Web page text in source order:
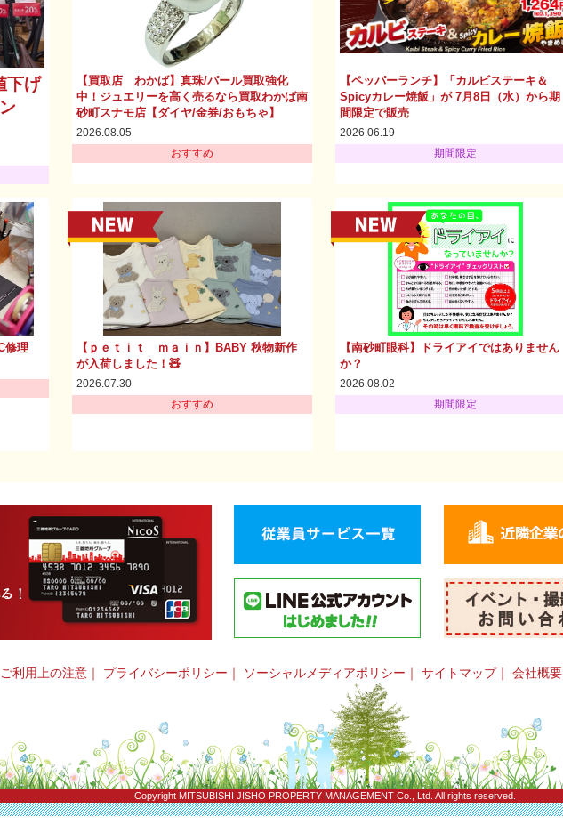
下げ
【買取店 わかば】真珠/パール買取強化
中！ジュエリーを高く売るなら買取わかば南
砂町スナモ店【ダイヤ/金券/おもちゃ】
2026.08.05
おすすめ
【ペッパーランチ】「カルビステーキ＆
Spicyカレー焼飯」が 7月8日（水）から期
間限定で販売
2026.06.19
期間限定
修理
【ｐｅｔｉｔ ｍａｉｎ】BABY 秋物新作
が入荷しました！🧸
2026.07.30
おすすめ
【南砂町眼科】ドライアイではありません
か？
2026.08.02
期間限定
利用上の注意 ｜ プライバシーポリシー ｜ ソーシャルメディアポリシー ｜ サイトマップ｜ 会社概要
CopyrightMITSUBISHI JISHO PROPERTY MANAGEMENT Co., Ltd. All rights reserved.